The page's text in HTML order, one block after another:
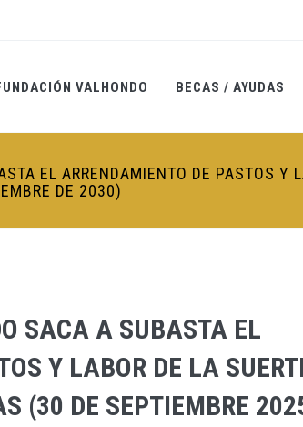
VALHONDO BECAS / AYUDAS
EL ARRENDAMIENTO DE PASTOS Y
DE 2030)
SACA A SUBASTA EL
Y LABOR DE LA
(30 DE SEPTIEMBRE